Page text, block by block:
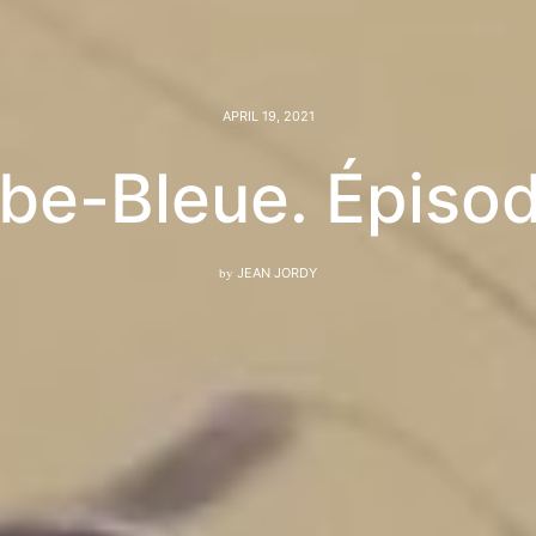
APRIL 19, 2021
Bleue.
by JEAN JORDY